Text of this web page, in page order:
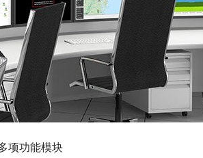
项功能模块